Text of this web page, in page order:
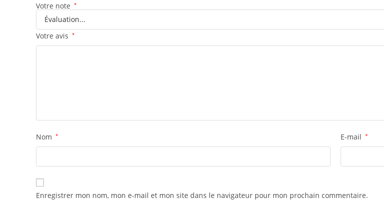
Votre note *
Votre avis *
Nom * E-mail *
Enregistrer mon nom, mon e-mail et mon site dans le navigateur pour mon prochain commentaire.